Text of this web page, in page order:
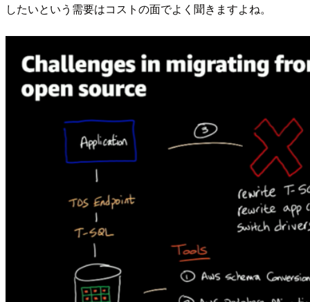
したいという需要はコストの面でよく聞きますよね。